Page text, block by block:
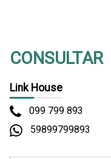
CONSULTAR
Link House
099 799 893
59899799893